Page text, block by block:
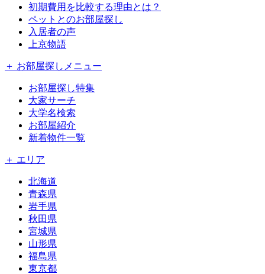
初期費用を比較する理由とは？
ペットとのお部屋探し
入居者の声
上京物語
＋ お部屋探しメニュー
お部屋探し特集
大家サーチ
大学名検索
お部屋紹介
新着物件一覧
＋ エリア
北海道
青森県
岩手県
秋田県
宮城県
山形県
福島県
東京都